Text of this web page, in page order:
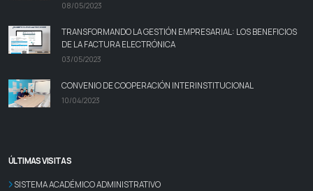
08/05/2023
TRANSFORMANDO LA GESTIÓN EMPRESARIAL: LOS BENEFICIOS
DE LA FACTURA ELECTRÓNICA
03/05/2023
CONVENIO DE COOPERACIÓN INTERINSTITUCIONAL
10/04/2023
ÚLTIMAS VISITAS
SISTEMA ACADÉMICO ADMINISTRATIVO